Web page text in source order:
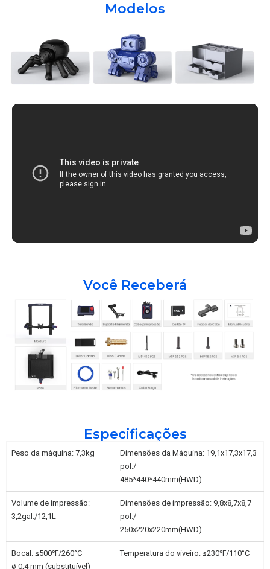
Modelos
Você Receberá
Especificações
Peso da máquina: 7,3kg
Dimensões da Máquina: 19,1x17,3x17,3
pol./
485*440*440mm(HWD)
Volume de impressão:
3,2gal./12,1L
Dimensões de impressão: 9,8x8,7x8,7
pol./
250x220x220mm(HWD)
Bocal: ≤500℉/260°C
ø 0,4 mm (substituível)
Temperatura do viveiro: ≤230℉/110°C